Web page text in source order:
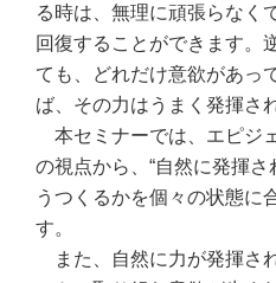
る時は、無理に頑張らなく
回復することができます。
ても、どれだけ意欲があっ
ば、その力はうまく発揮さ
本セミナーでは、エピジ
の視点から、“自然に発揮
うつくるかを個々の状態に
す。
また、自然に力が発揮さ